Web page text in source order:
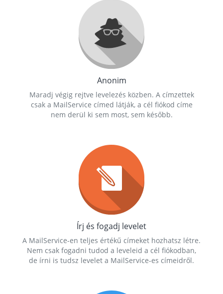
Anonim
Maradj végig rejtve levelezés közben. A címzettek
csak a MailService címed látják, a cél fiókod címe
nem derül ki sem most, sem később.
Írj és fogadj levelet
A MailService-en teljes értékű címeket hozhatsz létre.
Nem csak fogadni tudod a leveleid a cél fiókodban,
de írni is tudsz levelet a MailService-es címeidről.